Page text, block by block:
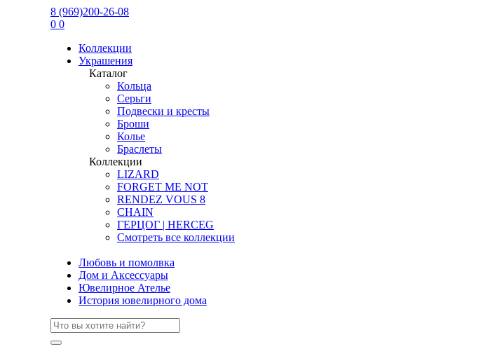
8 (969)200-26-08
0 0
Коллекции
Украшения
Каталог
Кольца
Серьги
Подвески и кресты
Броши
Колье
Браслеты
Коллекции
LIZARD
FORGET ME NOT
RENDEZ VOUS 8
CHAIN
ГЕРЦОГ | HERCEG
Смотреть все коллекции
Любовь и помолвка
Дом и Аксессуары
Ювелирное Ателье
История ювелирного дома